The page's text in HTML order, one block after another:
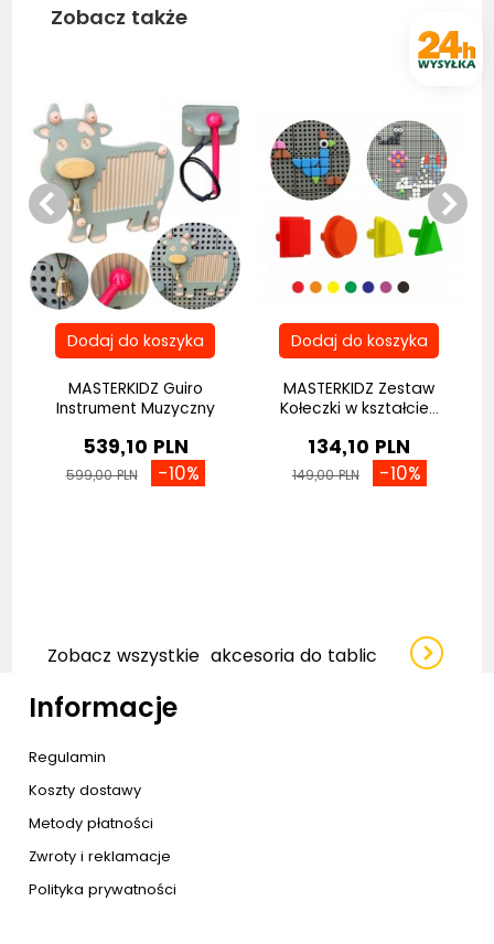
Zobacz także
MASTERKIDZ Guiro
Instrument Muzyczny
539,10 PLN
599,00 PLN -10%
MASTERKIDZ Zestaw
Kołeczki w kształcie...
134,10 PLN
149,00 PLN -10%
Zobacz wszystkie akcesoria do tablic
Informacje
Regulamin
Koszty dostawy
Metody płatności
Zwroty i reklamacje
Polityka prywatności